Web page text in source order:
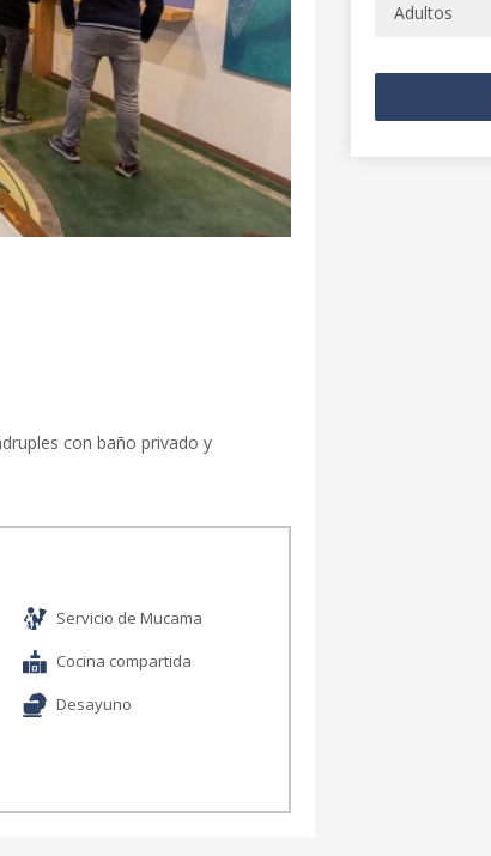
con baño privado y
Servicio de Mucama
Cocina compartida
Desayuno
Adultos